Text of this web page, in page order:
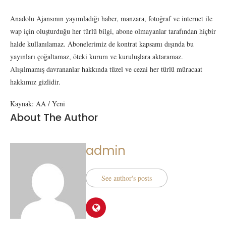
Anadolu Ajansının yayımladığı haber, manzara, fotoğraf ve internet ile
wap için oluşturduğu her türlü bilgi, abone olmayanlar tarafından hiçbir
halde kullanılamaz. Abonelerimiz de kontrat kapsamı dışında bu
yayınları çoğaltamaz, öteki kurum ve kuruluşlara aktaramaz.
Alışılmamış davrananlar hakkında tüzel ve cezai her türlü müracaat
hakkımız gizlidir.
Kaynak: AA / Yeni
About The Author
admin
See author's posts